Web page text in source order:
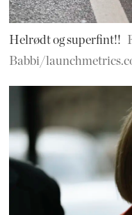
Helrødt og superfint!!
Babbi/